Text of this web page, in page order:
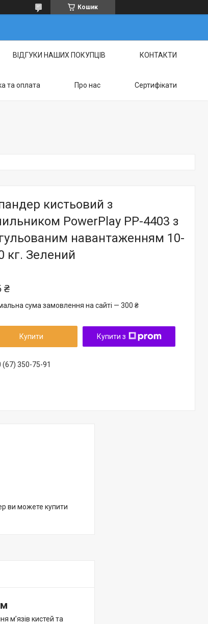
Кошик
ВІДГУКИ НАШИХ ПОКУПЦІВ КОНТАКТИ
та оплата Про нас Сертифікати
кистьовий з
PowerPlay PP-4403 з
навантаженням 10-
кг. Зелений
₴
сума замовлення на сайті — 300 ₴
Купити Купити з
(67) 350-75-91
ви можете купити
м’язів кистей та